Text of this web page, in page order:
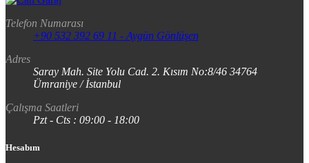
Telefon Numarası
+90 532 392 69 11 - Aygün Gönlüşen
Adres
Saray Mah. Site Yolu Cad. 2. Kısım No:8/46 34764
Ümraniye / İstanbul
Çalışma Saatleri
Pzt - Cts : 09:00 - 18:00
Hesabım